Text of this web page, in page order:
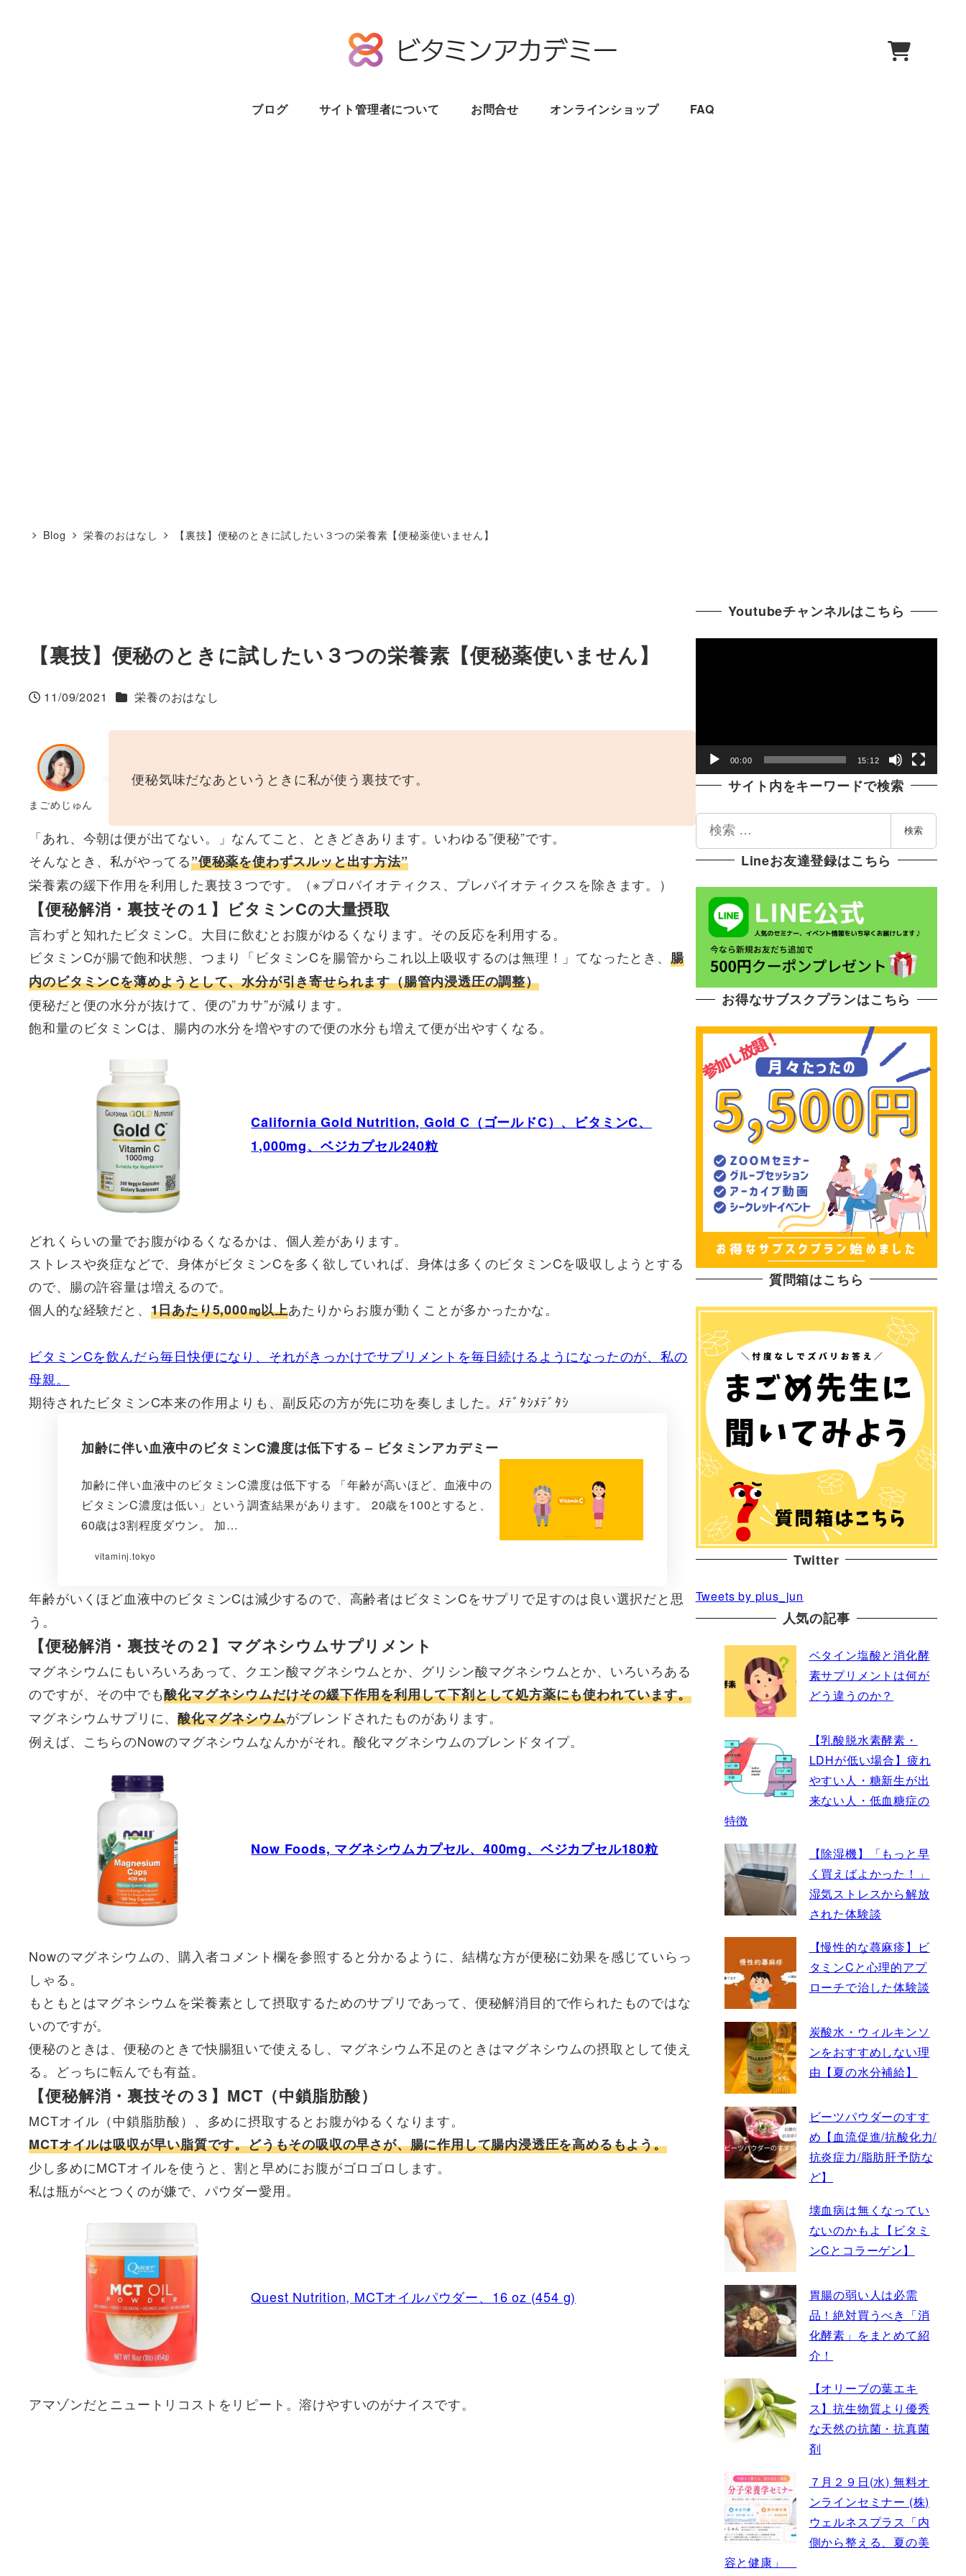
ブログ サイト管理者について お問合せ オンラインショップ FAQ
Blog 栄養のおはなし 【裏技】便秘のときに試したい３つの栄養素【便秘薬使いません】
【裏技】便秘のときに試したい３つの栄養素【便秘薬使いません】
投稿日
11/09/2021 カテゴリー
栄養のおはなし
まごめじゅん
便秘気味だなあというときに私が使う裏技です。
「あれ、今朝は便が出てない。」なんてこと、ときどきあります。いわゆる”便秘”です。
そんなとき、私がやってる”便秘薬を使わずスルッと出す方法”
栄養素の緩下作用を利用した裏技３つです。（※プロバイオティクス、プレバイオティクスを除きます。）
【便秘解消・裏技その１】ビタミンCの大量摂取
言わずと知れたビタミンC。大目に飲むとお腹がゆるくなります。その反応を利用する。
ビタミンCが腸で飽和状態、つまり「ビタミンCを腸管からこれ以上吸収するのは無理！」てなったとき、 腸
内のビタミンCを薄めようとして、水分が引き寄せられます（腸管内浸透圧の調整）
便秘だと便の水分が抜けて、便の”カサ”が減ります。
飽和量のビタミンCは、腸内の水分を増やすので便の水分も増えて便が出やすくなる。
California Gold Nutrition, Gold C（ゴールドC）、ビタミンC、
1,000mg、ベジカプセル240粒
どれくらいの量でお腹がゆるくなるかは、個人差があります。
ストレスや炎症などで、身体がビタミンCを多く欲していれば、身体は多くのビタミンCを吸収しようとする
ので、腸の許容量は増えるので。
個人的な経験だと、 1日あたり5,000㎎以上あたりからお腹が動くことが多かったかな。
ビタミンCを飲んだら毎日快便になり、それがきっかけでサプリメントを毎日続けるようになったのが、私の
母親。
期待されたビタミンC本来の作用よりも、副反応の方が先に功を奏しました。ﾒﾃﾞﾀｼﾒﾃﾞﾀｼ
加齢に伴い血液中のビタミンC濃度は低下する – ビタミンアカデミー
加齢に伴い血液中のビタミンC濃度は低下する 「年齢が高いほど、血液中の
ビタミンC濃度は低い」という調査結果があります。 20歳を100とすると、
60歳は3割程度ダウン。 加…
vitaminj.tokyo
年齢がいくほど血液中のビタミンCは減少するので、高齢者はビタミンCをサプリで足すのは良い選択だと思
う。
【便秘解消・裏技その２】マグネシウムサプリメント
マグネシウムにもいろいろあって、クエン酸マグネシウムとか、グリシン酸マグネシウムとか、いろいろある
のですが、その中でも酸化マグネシウムだけその緩下作用を利用して下剤として処方薬にも使われています。
マグネシウムサプリに、酸化マグネシウムがブレンドされたものがあります。
例えば、こちらのNowのマグネシウムなんかがそれ。酸化マグネシウムのブレンドタイプ。
Now Foods, マグネシウムカプセル、400mg、ベジカプセル180粒
Nowのマグネシウムの、購入者コメント欄を参照すると分かるように、結構な方が便秘に効果を感じていらっ
しゃる。
もともとはマグネシウムを栄養素として摂取するためのサプリであって、便秘解消目的で作られたものではな
いのですが。
便秘のときは、便秘のときで快腸狙いで使えるし、マグネシウム不足のときはマグネシウムの摂取として使え
る。どっちに転んでも有益。
【便秘解消・裏技その３】MCT（中鎖脂肪酸）
MCTオイル（中鎖脂肪酸）、多めに摂取するとお腹がゆるくなります。
MCTオイルは吸収が早い脂質です。どうもその吸収の早さが、腸に作用して腸内浸透圧を高めるもよう。
少し多めにMCTオイルを使うと、割と早めにお腹がゴロゴロします。
私は瓶がべとつくのが嫌で、パウダー愛用。
Quest Nutrition, MCTオイルパウダー、16 oz (454 g)
アマゾンだとニュートリコストをリピート。溶けやすいのがナイスです。
Youtubeチャンネルはこちら
ー
ヤ
00:00 15:12
サイト内をキーワードで検索
検
検索
Lineお友達登録はこちら
お得なサブスクプランはこちら
質問箱はこちら
Twitter
Tweets by plus_jun
人気の記事
ベタイン塩酸と消化酵
素サプリメントは何が
どう違うのか？
【乳酸脱水素酵素・
LDHが低い場合】疲れ
やすい人・糖新生が出
来ない人・低血糖症の
特徴
【除湿機】「もっと早
く買えばよかった！」
湿気ストレスから解放
された体験談
【慢性的な蕁麻疹】ビ
タミンCと心理的アプ
ローチで治した体験談
炭酸水・ウィルキンソ
ンをおすすめしない理
由【夏の水分補給】
ビーツパウダーのすす
め【血流促進/抗酸化力/
抗炎症力/脂肪肝予防な
ど】
壊血病は無くなってい
ないのかもよ【ビタミ
ンCとコラーゲン】
胃腸の弱い人は必需
品！絶対買うべき「消
化酵素」をまとめて紹
介！
【オリーブの葉エキ
ス】抗生物質より優秀
な天然の抗菌・抗真菌
剤
７月２９日(水) 無料オ
ンラインセミナー (株)
ウェルネスプラス「内
側から整える、夏の美
容と健康」